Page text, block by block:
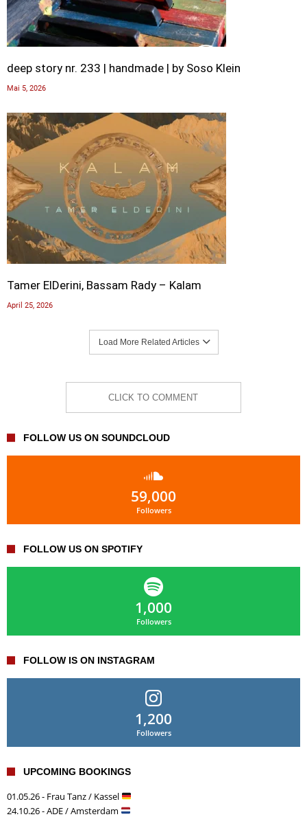
deep story nr. 233 | handmade | by Soso Klein
Mai 5, 2026
Tamer ElDerini, Bassam Rady – Kalam
April 25, 2026
Load More Related Articles
CLICK TO COMMENT
FOLLOW US ON SOUNDCLOUD
59,000
Followers
FOLLOW US ON SPOTIFY
1,000
Followers
FOLLOW IS ON INSTAGRAM
1,200
Followers
UPCOMING BOOKINGS
01.05.26 - Frau Tanz / Kassel
24.10.26 - ADE / Amsterdam